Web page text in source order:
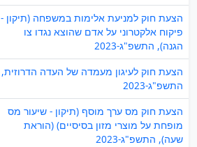
הצעת חוק למניעת אלימות במשפחה (תיקון -
פיקוח אלקטרוני על אדם שהוצא נגדו צו
הגנה), התשפ"ג-2023
הצעת חוק לעיגון מעמדה של העדה הדרוזית,
התשפ"ג-2023
הצעת חוק מס ערך מוסף (תיקון - שיעור מס
מופחת על מוצרי מזון בסיסיים) (הוראת
שעה), התשפ"ג-2023